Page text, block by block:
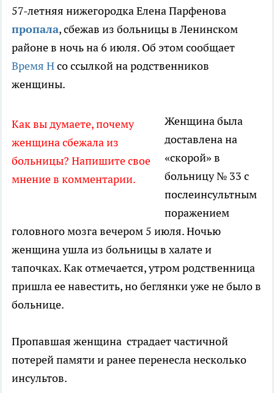
57-летняя нижегородка Елена Парфенова
пропала, сбежав из больницы в Ленинском
районе в ночь на 6 июля. Об этом сообщает
Время Нсо ссылкой на родственников
женщины.
Как вы думаете, почему
женщина сбежала из
больницы? Напишите свое
мнение в комментарии.
Женщина была
доставлена на
«скорой» в
больницу № 33 с
послеинсультным
поражением
головного мозга вечером 5 июля. Ночью
женщина ушла из больницы в халате и
тапочках. Как отмечается, утром родственница
пришла ее навестить, но беглянки уже не было в
больнице.
Пропавшая женщина страдает частичной
потерей памяти и ранее перенесла несколько
инсультов.